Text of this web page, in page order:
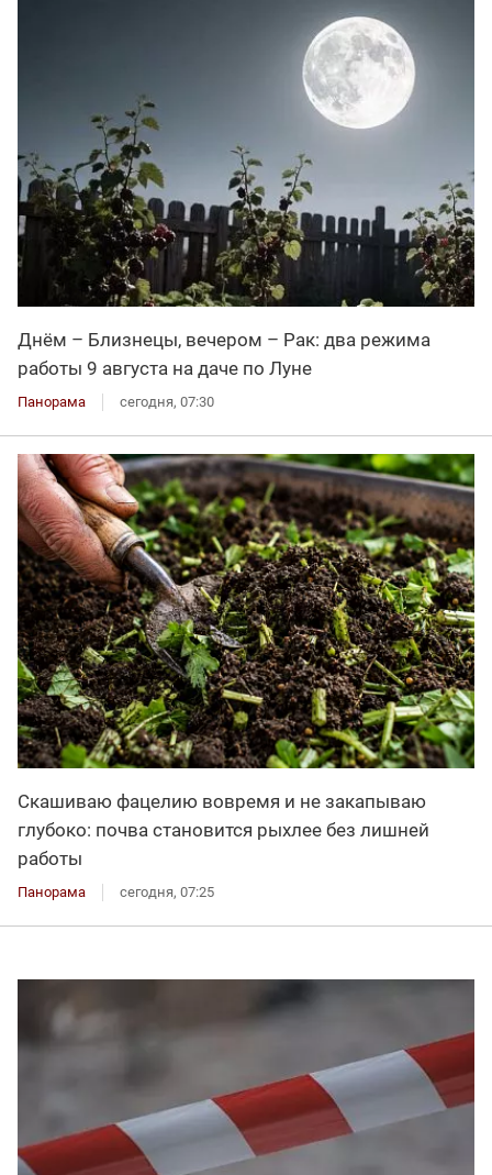
Днём – Близнецы, вечером – Рак: два режима
работы 9 августа на даче по Луне
Панорама сегодня, 07:30
Скашиваю фацелию вовремя и не закапываю
глубоко: почва становится рыхлее без лишней
работы
Панорама сегодня, 07:25